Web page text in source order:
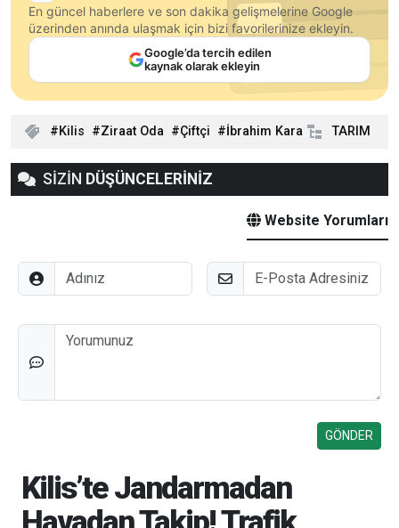
En güncel haberlere ve son dakika gelişmelerine Google
üzerinden anında ulaşmak için bizi favorilerinize ekleyin.
Google’da tercih edilen
kaynak olarak ekleyin
Kilis Ziraat Oda Çiftçi İbrahim Kara TARIM
SİZİN DÜŞÜNCELERİNİZ
Website Yorumları
Adınız E-Posta
Düşünceleriniz
Kilis’te Jandarmadan